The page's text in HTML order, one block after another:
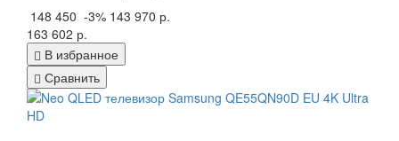
148 450 -3% 143 970 р.
163 602 р.
В избранное
Сравнить